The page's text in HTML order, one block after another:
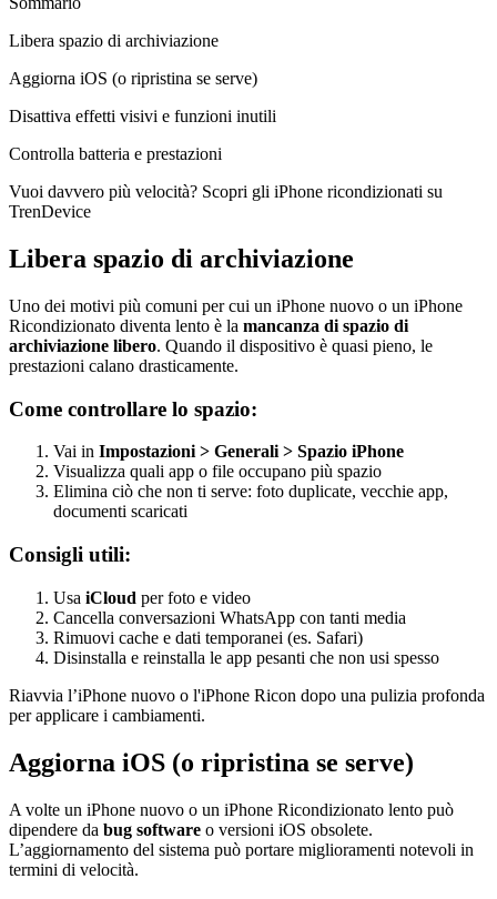
Libera spazio di archiviazione
Aggiorna iOS (o ripristina se serve)
Disattiva effetti visivi e funzioni inutili
Controlla batteria e prestazioni
Vuoi davvero più velocità? Scopri gli iPhone ricondizionati su
TrenDevice
Libera spazio di archiviazione
Uno dei motivi più comuni per cui un iPhone nuovo o un iPhone
Ricondizionato diventa lento è la mancanza di spazio di
archiviazione libero. Quando il dispositivo è quasi pieno, le
prestazioni calano drasticamente.
Come controllare lo spazio:
Vai in Impostazioni > Generali > Spazio iPhone
Visualizza quali app o file occupano più spazio
Elimina ciò che non ti serve: foto duplicate, vecchie app,
documenti scaricati
Consigli utili:
Usa iCloud per foto e video
Cancella conversazioni WhatsApp con tanti media
Rimuovi cache e dati temporanei (es. Safari)
Disinstalla e reinstalla le app pesanti che non usi spesso
Riavvia l’iPhone nuovo o l'iPhone Ricon dopo una pulizia profonda
per applicare i cambiamenti.
Aggiorna iOS (o ripristina se serve)
A volte un iPhone nuovo o un iPhone Ricondizionato lento può
dipendere da bug software o versioni iOS obsolete.
L’aggiornamento del sistema può portare miglioramenti notevoli in
termini di velocità.